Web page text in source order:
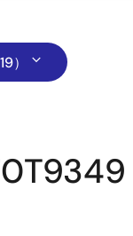
）